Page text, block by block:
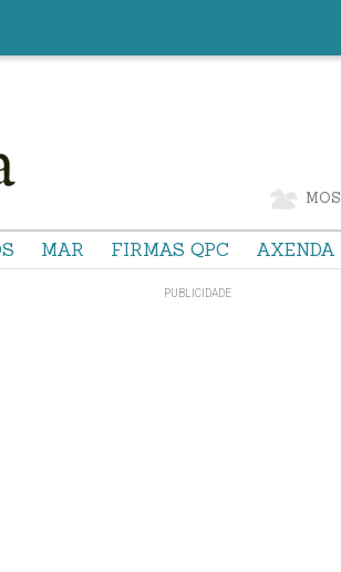
MOS
MAR FIRMAS QPC AXENDA